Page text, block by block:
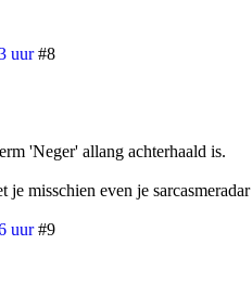
uur #8
'Neger' allang achterhaald is.
misschien even je sarcasmeradar
uur #9